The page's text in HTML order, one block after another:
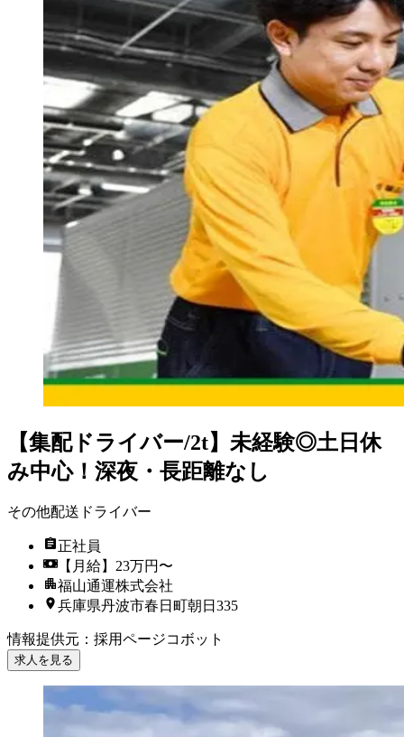
【集配ドライバー/2t】未経験◎土日休
み中心！深夜・長距離なし
その他配送ドライバー
正社員
【月給】23万円〜
福山通運株式会社
兵庫県丹波市春日町朝日335
情報提供元 ： 採用ページコボット
求人を見る